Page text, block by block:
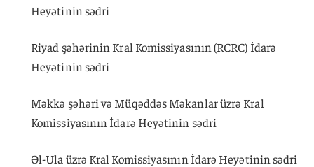
Heyətinin sədri
Riyad şəhərinin Kral Komissiyasının (RCRC) İdarə
Heyətinin sədri
Məkkə şəhəri və Müqəddəs Məkanlar üzrə Kral
Komissiyasının İdarə Heyətinin sədri
Əl-Ula üzrə Kral Komissiyasının İdarə Heyətinin sədri